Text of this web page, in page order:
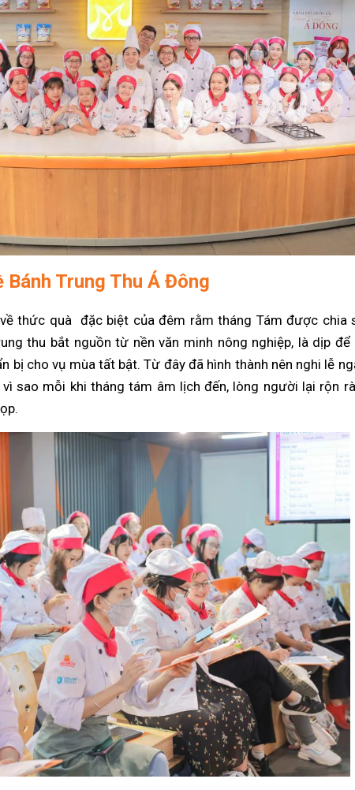
Bánh Trung Thu Á Đông
thức quà đặc biệt của đêm rằm tháng Tám được chia
thu bắt nguồn từ nền văn minh nông nghiệp, là dịp để
bị cho vụ mùa tất bật. Từ đây đã hình thành nên nghi lễ
sao mỗi khi tháng tám âm lịch đến, lòng người lại rộn